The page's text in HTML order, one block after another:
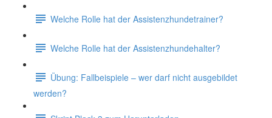
Welche Rolle hat der Assistenzhundetrainer?
Welche Rolle hat der Assistenzhundehalter?
Übung: Fallbeispiele – wer darf nicht ausgebildet
werden?